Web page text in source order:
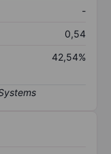
-
0,54
42,54%